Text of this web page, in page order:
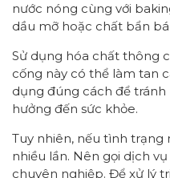
nước nóng cùng với
dầu mỡ hoặc chất bẩn
Sử dụng hóa chất thông
cống này có thể làm tan
dụng đúng cách để
hưởng đến sức khỏe.
Tuy nhiên, nếu tình trạng
nhiều lần. Nên gọi dịch
chuyên nghiệp. Để xử lý